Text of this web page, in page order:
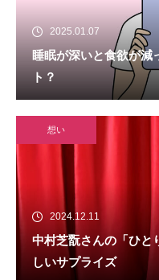
2025.01.07
睡眠が深いと食欲が減
ト？
想い
2024.12.11
中村芝翫さんの「ひと
しいサプライズ